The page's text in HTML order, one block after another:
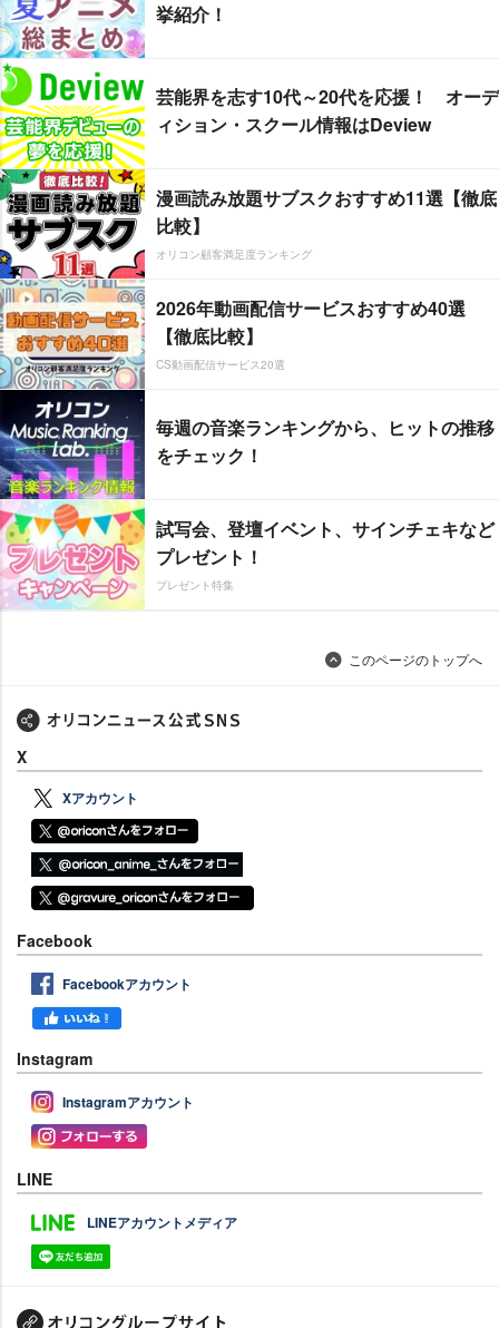
挙紹介！
芸能界を志す10代～20代を応援！ オーデ
ィション・スクール情報はDeview
漫画読み放題サブスクおすすめ11選【徹底
比較】
オリコン顧客満足度ランキング
2026年動画配信サービスおすすめ40選
【徹底比較】
CS動画配信サービス20選
毎週の音楽ランキングから、ヒットの推移
をチェック！
試写会、登壇イベント、サインチェキなど
プレゼント！
プレゼント特集
このページのトップへ
X
Xアカウント
Facebook
Facebookアカウント
Instagram
Instagramアカウント
LINE
LINEアカウントメディア